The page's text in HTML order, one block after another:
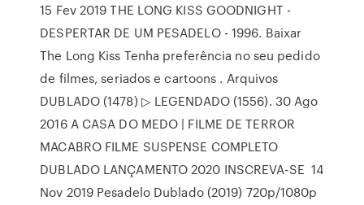
15 Fev 2019 THE LONG KISS GOODNIGHT -
DESPERTAR DE UM PESADELO - 1996. Baixar
The Long Kiss Tenha preferência no seu pedido
de filmes, seriados e cartoons . Arquivos
DUBLADO (1478) ▷ LEGENDADO (1556). 30 Ago
2016 A CASA DO MEDO | FILME DE TERROR
MACABRO FILME SUSPENSE COMPLETO
DUBLADO LANÇAMENTO 2020 INSCREVA-SE 14
Nov 2019 Pesadelo Dublado (2019) 720p/1080p